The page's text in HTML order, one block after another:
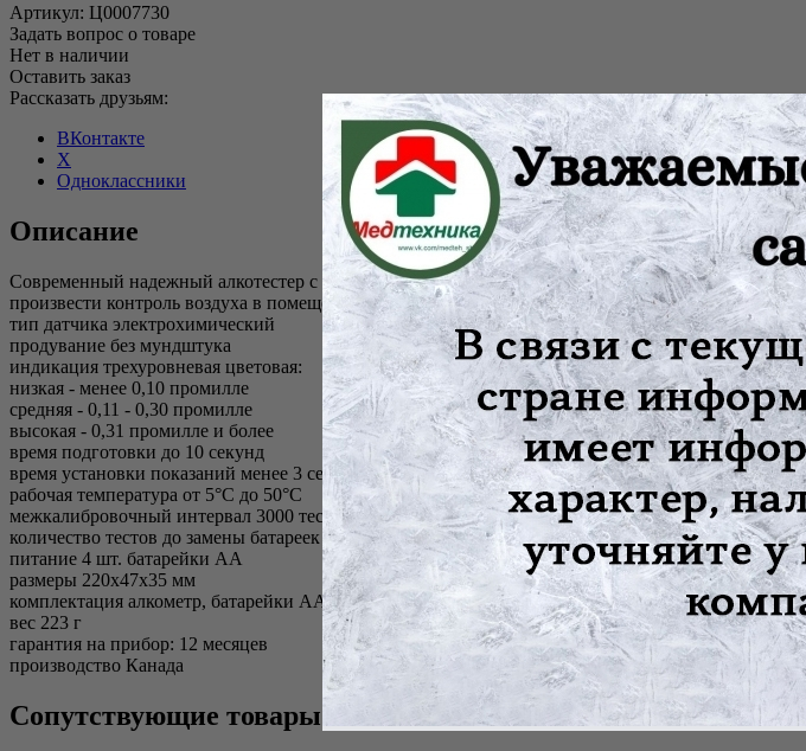
Артикул: Ц0007730
Задать вопрос о товаре
Нет в наличии
Оставить заказ
Рассказать друзьям:
ВКонтакте
X
Одноклассники
Описание
Современный надежный алкотестер с электрохимическим сенсором и полностью
произвести контроль воздуха в помещении. Применением электрохимического сенсора
тип датчика электрохимический
продувание без мундштука
индикация трехуровневая цветовая:
низкая - менее 0,10 промилле
средняя - 0,11 - 0,30 промилле
высокая - 0,31 промилле и более
время подготовки до 10 секунд
время установки показаний менее 3 секунд
рабочая температура от 5°С до 50°С
межкалибровочный интервал 3000 тестов или раз в 12 месяцев
количество тестов до замены батареек до 5000 тестов
питание 4 шт. батарейки АА
размеры 220х47х35 мм
комплектация алкометр, батарейки АА - 4 шт., чехол, инструкция по эксплуатации
вес 223 г
гарантия на прибор: 12 месяцев
производство Канада
Сопутствующие товары